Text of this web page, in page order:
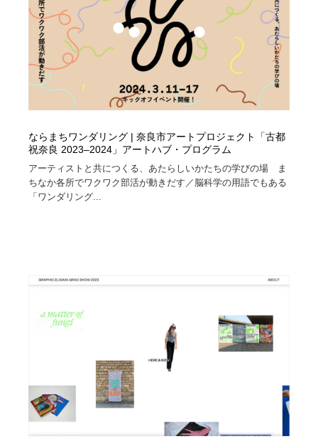
ならまちワンダリング | 奈良市アートプロジェクト「古都
祝奈良 2023–2024」アートハブ・プログラム
アーティストと共につくる、あたらしいかたちの学びの場 ま
ちなか各所でワクワク部活が動きだす／脳科学の用語でもある
「ワンダリング...